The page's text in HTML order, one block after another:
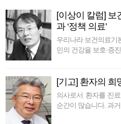
[이상이 칼럼] 보
과 ‘정책 의료’
우리나라 보건의료기
민의 건강을 보호·증진
[기고] 환자의 희
의사로서 환자를 진
순간이 많습니다. 과거